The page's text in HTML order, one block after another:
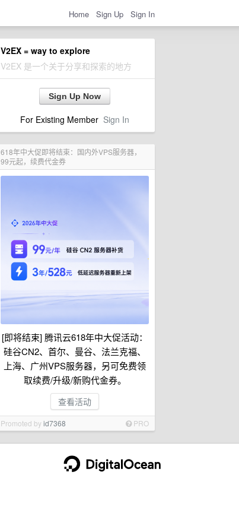
Home Sign Up Sign In
V2EX = way to explore
V2EX 是一个关于分享和探索的地方
Sign Up Now
For Existing Member Sign In
618年中大促即将结束：国内外VPS服务器，
99元起，续费代金券
[即将结束] 腾讯云618年中大促活动：
硅谷CN2、首尔、曼谷、法兰克福、
上海、广州VPS服务器，另可免费领
取续费/升级/新购代金券。
查看活动
Promoted byid7368 PRO